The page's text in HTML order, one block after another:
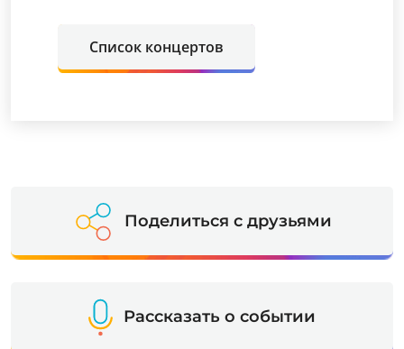
Список концертов
Поделиться с друзьями
Рассказать о событии